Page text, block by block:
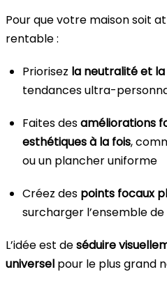
Pour que votre maison soit
rentable :
Priorisez la neutralité et
tendances ultra-
Faites desaméliorations
esthétiques à la fois,
ou un plancher uniforme
Créez des points focaux
surcharger l’ensemble
L’idée est deséduire
universel pour le plus grand